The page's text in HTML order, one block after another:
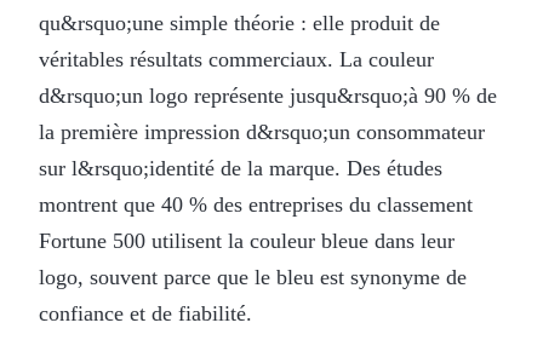
qu&rsquo;une simple théorie : elle produit de
véritables résultats commerciaux. La couleur
d&rsquo;un logo représente jusqu&rsquo;à 90 % de
la première impression d&rsquo;un consommateur
sur l&rsquo;identité de la marque. Des études
montrent que 40 % des entreprises du classement
Fortune 500 utilisent la couleur bleue dans leur
logo, souvent parce que le bleu est synonyme de
confiance et de fiabilité.